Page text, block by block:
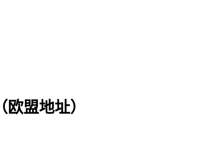
盟地址）